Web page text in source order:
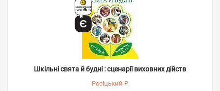
Шкільні свята й будні : сценарії виховних дійств
Росіцький Р.